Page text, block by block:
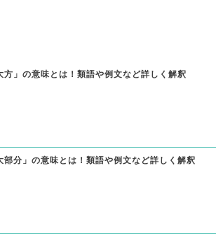
方」の意味とは！類語や例文など詳しく解釈
部分」の意味とは！類語や例文など詳しく解釈